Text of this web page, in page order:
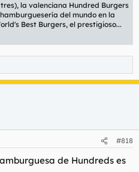
la valenciana Hundred Burgers
del mundo en la
Best Burgers, el prestigioso...
#818
de Hundreds es